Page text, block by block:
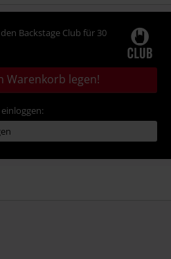
Backstage Club für 30
Warenkorb legen!